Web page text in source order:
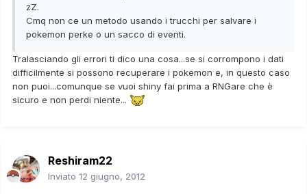
zZ.
Cmq non ce un metodo usando i trucchi per salvare i
pokemon perke o un sacco di eventi.
Tralasciando gli errori ti dico una cosa...se si corrompono i dati
difficilmente si possono recuperare i pokemon e, in questo caso
non puoi...comunque se vuoi shiny fai prima a RNGare che è
sicuro e non perdi niente...
Reshiram22
Inviato 12 giugno, 2012